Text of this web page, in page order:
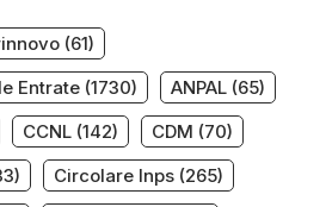
(61)
Entrate(1730) ANPAL(65)
CCNL(142) CDM (70)
Circolare Inps(265)